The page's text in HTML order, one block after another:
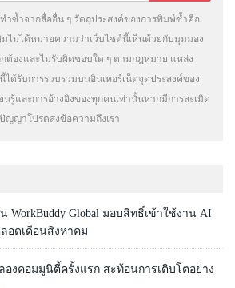
ำซ้ำจากสื่ออื่น ๆ วัตถุประสงค์ของการพิมพ์ซ้ำคือ
มไม่ได้หมายความว่าเว็บไซต์นี้เห็นด้วยกับมุมมอง
ต้องและไม่รับผิดชอบใด ๆ ตามกฎหมาย แหล่ง
ด้รับการรวบรวมบนอินเทอร์เน็ตจุดประสงค์ของ
นรู้และการอ้างอิงของทุกคนเท่านั้นหากมีการละเมิด
ญญาโปรดส่งข้อความถึงเรา
WorkBuddy Global มอบสิทธิ์เข้าใช้งาน AI
ลอดเดือนสิงหาคม
องคอมมูนิตี้ครั้งแรก สะท้อนการเติบโตอย่าง